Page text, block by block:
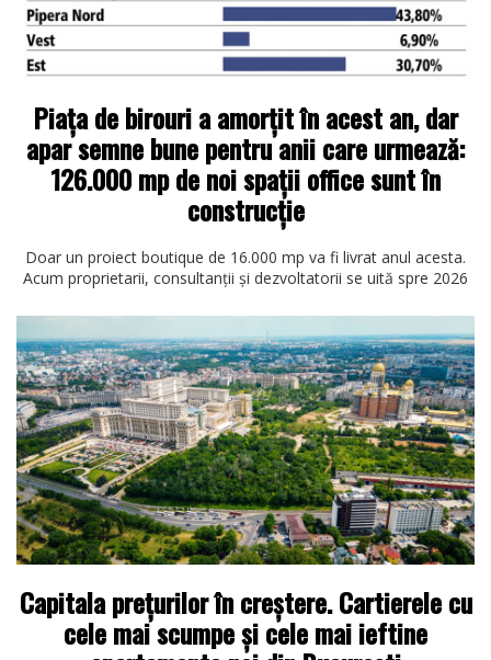
Piaţa de birouri a amorţit în acest an, dar
apar semne bune pentru anii care urmează:
126.000 mp de noi spaţii office sunt în
construcţie
Doar un proiect boutique de 16.000 mp va fi livrat anul acesta.
Acum proprietarii, consultanţii şi dezvoltatorii se uită spre 2026
Capitala prețurilor în creștere. Cartierele cu
cele mai scumpe și cele mai ieftine